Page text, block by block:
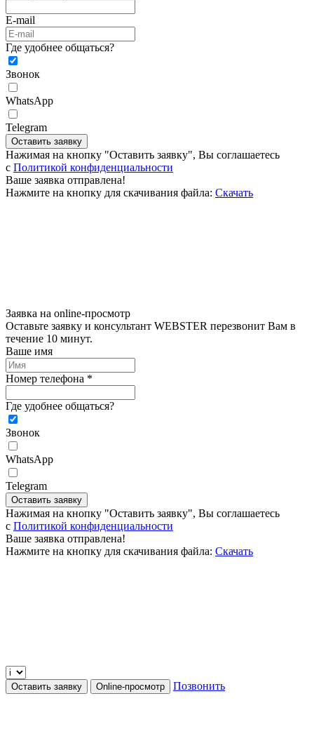
E-mail
Где удобнее общаться?
Звонок
WhatsApp
Telegram
Оставить заявку
Нажимая на кнопку "Оставить заявку", Вы соглашаетесь
c Политикой конфиденциальности
Ваше заявка отправлена!
Нажмите на кнопку для скачивания файла: Скачать
Заявка на online-просмотр
Оставьте заявку и консультант WEBSTER перезвонит Вам в
течение 10 минут.
Ваше имя
Номер телефона *
Где удобнее общаться?
Звонок
WhatsApp
Telegram
Оставить заявку
Нажимая на кнопку "Оставить заявку", Вы соглашаетесь
c Политикой конфиденциальности
Ваше заявка отправлена!
Нажмите на кнопку для скачивания файла: Скачать
Оставить заявку Online-просмотр Позвонить